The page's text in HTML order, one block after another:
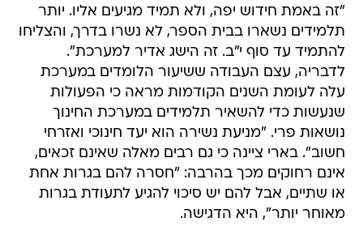
"זה באמת חידוש יפה, ולא תמיד מגיעים אליו. יותר
תלמידים נשארו בבית הספר, לא נשרו בדרך, והצליחו
להתמיד עד סוף י"ב. זה הישג אדיר למערכת".
לדבריה, עצם העבודה ששיעור הלומדים במערכת
עלה לעומת השנים הקודמות מראה כי הפעולות
שנעשות כדי להשאיר תלמידים במערכת החינוך
נושאות פרי. "מניעת נשירה הוא יעד חינוכי ואזרחי
חשוב". בארי ציינה כי גם רבים מאלה שאינם זכאים,
אינם רחוקים מכך בהרבה: "חסרה להם בגרות אחת
או שתיים, אבל להם יש סיכוי להגיע לתעודת בגרות
מאוחר יותר", היא הדגישה.